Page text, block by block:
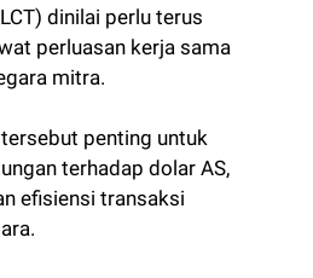
dinilai perlu terus
perluasan kerja sama
mitra.
penting untuk
terhadap dolar AS,
efisiensi transaksi